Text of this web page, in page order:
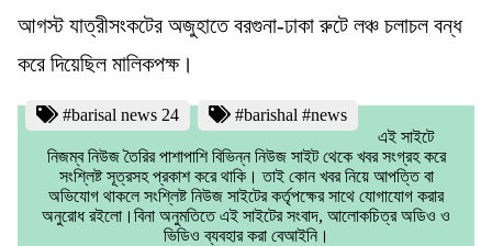
আগস্ট যাত্রীসংকটের অজুহাতে বরগুনা-ঢাকা রুটে লঞ্চ চলাচল বন্ধ
করে দিয়েছিল মালিকপক্ষ।
#barisal news 24
#barishal #news
এই সাইটে
নিজম্ব নিউজ তৈরির পাশাপাশি বিভিন্ন নিউজ সাইট থেকে খবর সংগ্রহ করে
সংশ্লিষ্ট সূত্রসহ প্রকাশ করে থাকি। তাই কোন খবর নিয়ে আপত্তি বা
অভিযোগ থাকলে সংশ্লিষ্ট নিউজ সাইটের কর্তৃপক্ষের সাথে যোগাযোগ করার
অনুরোধ রইলো।বিনা অনুমতিতে এই সাইটের সংবাদ, আলোকচিত্র অডিও ও
ভিডিও ব্যবহার করা বেআইনি।